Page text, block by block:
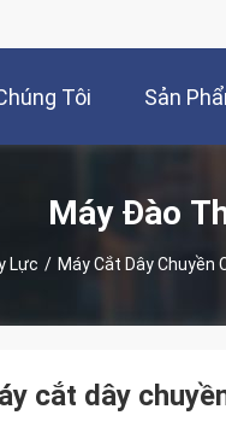
Tôi Sản
Máy Đào
Lực / Máy Cắt Dây Chuyền
cắt dây